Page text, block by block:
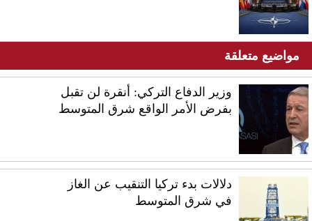
مواضيع متعلقة
وزير الدفاع التركي: أنقرة لن تقبل
بفرض الأمر الواقع شرق المتوسط
دلالات بدء تركيا التنقيب عن الغاز
في شرق المتوسط